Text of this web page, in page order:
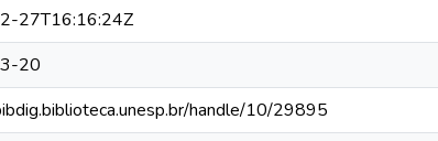
27T16:16:24Z
20
handle/10/29895